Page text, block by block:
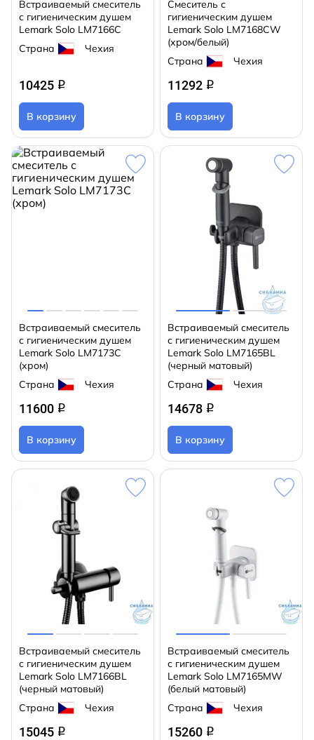
Встраиваемый смеситель
с гигиеническим душем
Lemark Solo LM7166C
Страна
Чехия
10425 q
В корзину
Cмеситель с
гигиеническим душем
Lemark Solo LM7168CW
(хром/белый)
Страна
Чехия
11292 q
В корзину
Встраиваемый смеситель
с гигиеническим душем
Lemark Solo LM7173C
(хром)
Страна
Чехия
11600 q
В корзину
Встраиваемый смеситель
с гигиеническим душем
Lemark Solo LM7165BL
(черный матовый)
Страна
Чехия
14678 q
В корзину
Встраиваемый смеситель
с гигиеническим душем
Lemark Solo LM7166BL
(черный матовый)
Страна
Чехия
15045 q
Встраиваемый смеситель
с гигиеническим душем
Lemark Solo LM7165MW
(белый матовый)
Страна
Чехия
15260 q